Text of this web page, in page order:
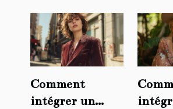
Comment
intégrer un